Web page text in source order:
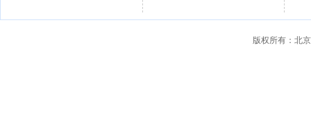
版权所有：北